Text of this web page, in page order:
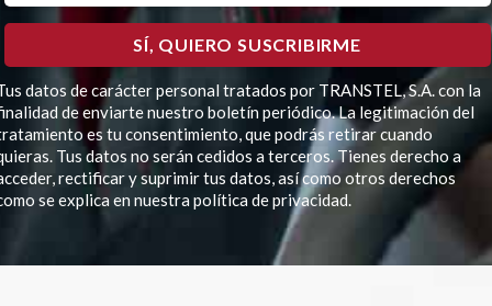
datos de carácter personal tratados por TRANSTEL, S.A. con la
de enviarte nuestro boletín periódico. La legitimación del
es tu consentimiento, que podrás retirar cuando
Tus datos no serán cedidos a terceros. Tienes derecho a
rectificar y suprimir tus datos, así como otros derechos
se explica en nuestra política de privacidad.